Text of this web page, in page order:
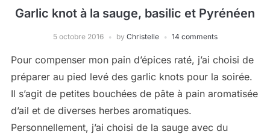
Garlic knot à la sauge, basilic et Pyrénéen
5 octobre 2016 by Christelle 14 comments
Pour compenser mon pain d’épices raté, j’ai choisi de
préparer au pied levé des garlic knots pour la soirée.
Il s’agit de petites bouchées de pâte à pain aromatisée
d’ail et de diverses herbes aromatiques.
Personnellement, j’ai choisi de la sauge avec du